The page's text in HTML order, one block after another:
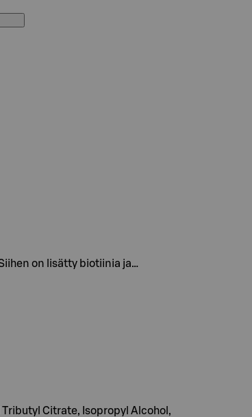
on lisätty biotiinia ja…
Citrate, Isopropyl Alcohol,